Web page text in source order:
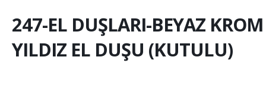
247-EL DUŞLARI-BEYAZ KROM
YILDIZ EL DUŞU (KUTULU)